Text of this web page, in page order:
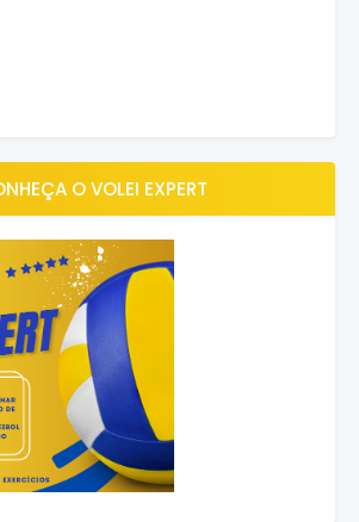
O VOLEI EXPERT